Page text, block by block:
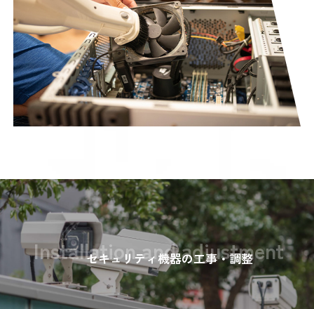
Installation and adjustment
セキュリティ機器の工事・調整